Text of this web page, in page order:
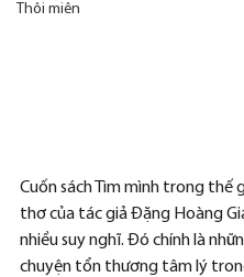
Thôi miên
Cuốn sách Tìm mình trong thế
thơ của tác giả Đặng Hoàng
nhiều suy nghĩ. Đó chính là
chuyện tổn thương tâm lý